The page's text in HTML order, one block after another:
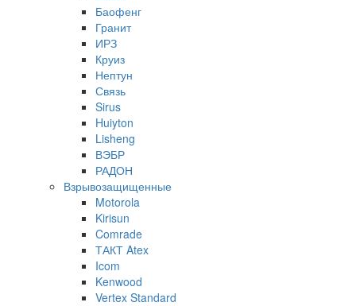
Баофенг
Гранит
ИРЗ
Круиз
Нептун
Связь
Sirus
Huiyton
Lisheng
ВЭБР
РАДОН
Взрывозащищенные
Motorola
Kirisun
Comrade
ТАКТ Atex
Icom
Kenwood
Vertex Standard